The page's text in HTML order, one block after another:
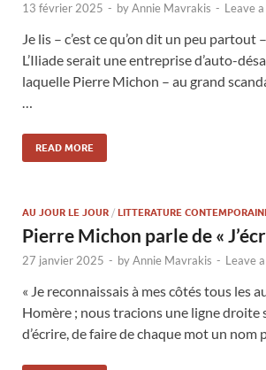
13 février 2025 - byAnnie Mavrakis - Leave
Je lis – c’est ce qu’on dit un peu partout
L’Iliade serait une entreprise d’auto-
laquelle Pierre Michon – au grand
…
READ MORE
AU JOUR LE JOUR / LITTERATURE
Pierre Michon parle de «
27 janvier 2025 - byAnnie Mavrakis - Leave
« Je reconnaissais à mes côtés tous les
Homère ; nous tracions une ligne droite
d’écrire, de faire de chaque mot un nom